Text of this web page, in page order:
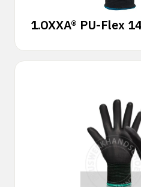
1.OXXA® PU-Flex